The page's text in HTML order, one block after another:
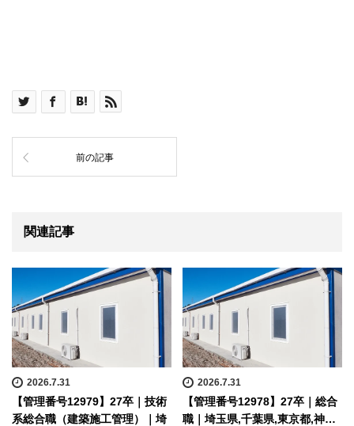
前の記事
関連記事
2026.7.31
【管理番号12979】27卒｜技術
系総合職（建築施工管理）｜埼
2026.7.31
【管理番号12978】27卒｜総合
職｜埼玉県,千葉県,東京都,神…